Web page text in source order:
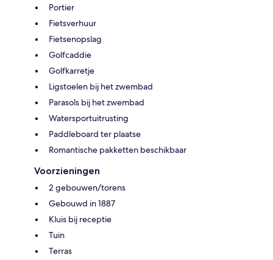
Portier
Fietsverhuur
Fietsenopslag
Golfcaddie
Golfkarretje
Ligstoelen bij het zwembad
Parasols bij het zwembad
Watersportuitrusting
Paddleboard ter plaatse
Romantische pakketten beschikbaar
Voorzieningen
2 gebouwen/torens
Gebouwd in 1887
Kluis bij receptie
Tuin
Terras